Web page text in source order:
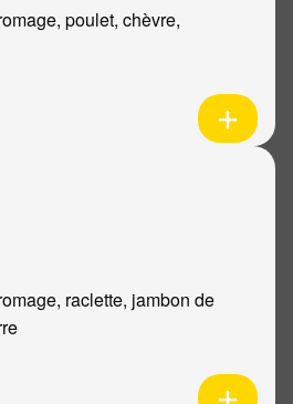
poulet, chèvre,
raclette, jambon de